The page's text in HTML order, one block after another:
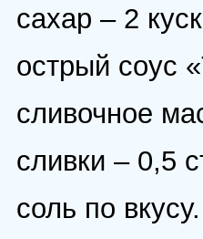
сахар – 2
острый соус
сливочное
сливки – 0,5
соль по вкусу.